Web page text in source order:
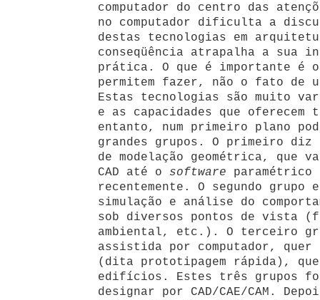
computador do centro das
no computador dificulta a
destas tecnologias em
conseqüência atrapalha a sua
prática. O que é importante é
permitem fazer, não o fato de
Estas tecnologias são muito
e as capacidades que oferecem
entanto, num primeiro plano
grandes grupos. O primeiro
de modelação geométrica, que
CAD até o software paramétrico
recentemente. O segundo grupo
simulação e análise do
sob diversos pontos de vista
ambiental, etc.). O terceiro
assistida por computador, quer
(dita prototipagem rápida),
edifícios. Estes três grupos
designar por CAD/CAE/CAM.